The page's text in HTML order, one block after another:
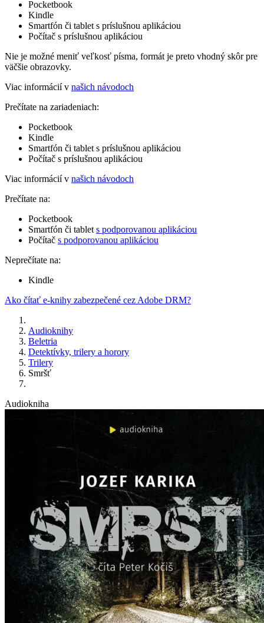
Pocketbook
Kindle
Smartfón či tablet s príslušnou aplikáciou
Počítač s príslušnou aplikáciou
Nie je možné meniť veľkosť písma, formát je preto vhodný skôr pre
väčšie obrazovky.
Viac informácií v našich návodoch
Prečítate na zariadeniach:
Pocketbook
Kindle
Smartfón či tablet s príslušnou aplikáciou
Počítač s príslušnou aplikáciou
Viac informácií v našich návodoch
Prečítate na:
Pocketbook
Smartfón či tablet s podporovanou aplikáciou
Počítač s podporovanou aplikáciou
Neprečítate na:
Kindle
Ako čítať e-knihy zabezpečené cez Adobe DRM?
Audioknihy
Beletria
Detektívky, trilery a horory
Trilery
Smršť
Audiokniha